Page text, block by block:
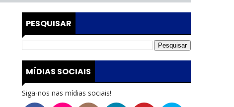
PESQUISAR
MÍDIAS SOCIAIS
Siga-nos nas mídias sociais!